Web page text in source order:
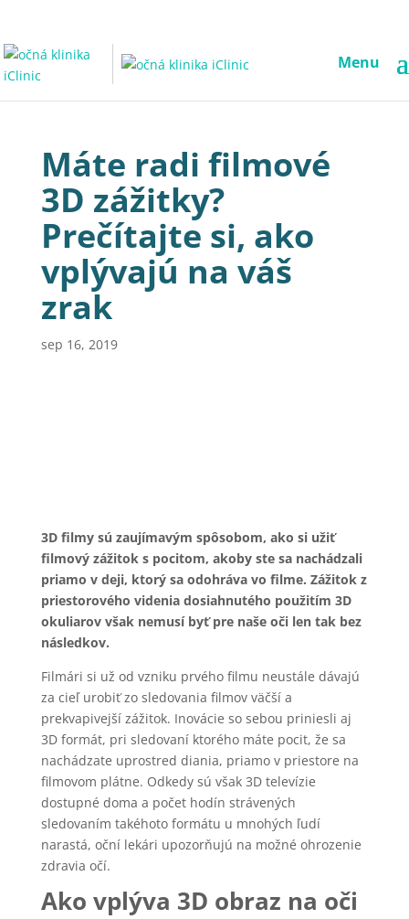
Menu
Máte radi filmové
3D zážitky?
Prečítajte si, ako
vplývajú na váš
zrak
sep 16, 2019
3D filmy sú zaujímavým spôsobom, ako si užiť
filmový zážitok s pocitom, akoby ste sa nachádzali
priamo v deji, ktorý sa odohráva vo filme. Zážitok z
priestorového videnia dosiahnutého použitím 3D
okuliarov však nemusí byť pre naše oči len tak bez
následkov.
Filmári si už od vzniku prvého filmu neustále dávajú
za cieľ urobiť zo sledovania filmov väčší a
prekvapivejší zážitok. Inovácie so sebou priniesli aj
3D formát, pri sledovaní ktorého máte pocit, že sa
nachádzate uprostred diania, priamo v priestore na
filmovom plátne. Odkedy sú však 3D televízie
dostupné doma a počet hodín strávených
sledovaním takéhoto formátu u mnohých ľudí
narastá, oční lekári upozorňujú na možné ohrozenie
zdravia očí.
Ako vplýva 3D obraz na oči